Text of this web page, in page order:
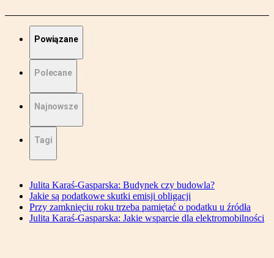
Powiązane
Polecane
Najnowsze
Tagi
Julita Karaś-Gasparska: Budynek czy budowla?
Jakie są podatkowe skutki emisji obligacji
Przy zamknięciu roku trzeba pamiętać o podatku u źródła
Julita Karaś-Gasparska: Jakie wsparcie dla elektromobilności